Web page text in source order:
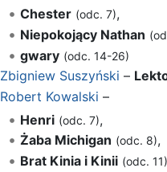
Chester (odc. 7),
Niepokojący Nathan
gwary (odc. 14-26)
Zbigniew Suszyński –
Robert Kowalski –
Henri (odc. 7),
Żaba Michigan (odc. 8),
Brat Kinia i Kinii (odc. 11)